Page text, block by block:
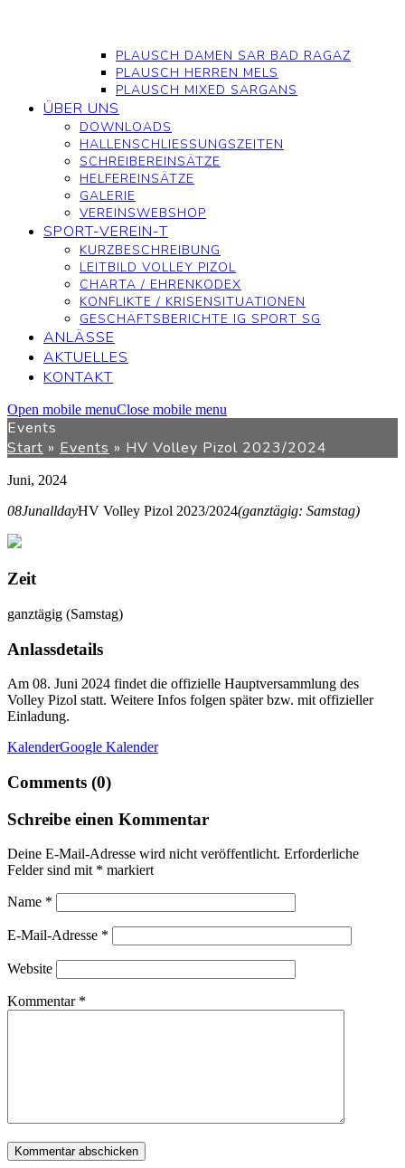
PLAUSCH DAMEN SAR BAD RAGAZ
PLAUSCH HERREN MELS
PLAUSCH MIXED SARGANS
ÜBER UNS
DOWNLOADS
HALLENSCHLIESSUNGSZEITEN
SCHREIBEREINSÄTZE
HELFEREINSÄTZE
GALERIE
VEREINSWEBSHOP
SPORT-VEREIN-T
KURZBESCHREIBUNG
LEITBILD VOLLEY PIZOL
CHARTA / EHRENKODEX
KONFLIKTE / KRISENSITUATIONEN
GESCHÄFTSBERICHTE IG SPORT SG
ANLÄSSE
AKTUELLES
KONTAKT
Open mobile menuClose mobile menu
Events
Start » Events » HV Volley Pizol 2023/2024
Juni, 2024
08JunalldayHV Volley Pizol 2023/2024(ganztägig: Samstag)
Zeit
ganztägig (Samstag)
Anlassdetails
Am 08. Juni 2024 findet die offizielle Hauptversammlung des
Volley Pizol statt. Weitere Infos folgen später bzw. mit offizieller
Einladung.
KalenderGoogle Kalender
Comments (0)
Schreibe einen Kommentar
Deine E-Mail-Adresse wird nicht veröffentlicht. Erforderliche
Felder sind mit * markiert
Name *
E-Mail-Adresse *
Website
Kommentar *